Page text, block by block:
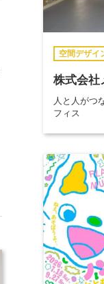
空間デザイ
株式会社
人と人がつ
フィス